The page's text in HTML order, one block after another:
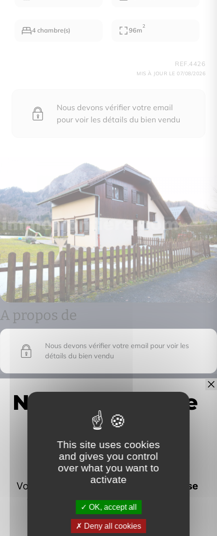
4 chambre(s) 96m
2
REF.4426
MIS À JOUR LE 07/08/2026
Nous devons vérifier votre email
pour voir les détails du bien vendu
A propos de
Nous devons vérifier votre email pour voir les
détails du bien vendu
17C chemin des huches -
74100 Vétraz-Monthoux
This site uses cookies
and gives you control
over what you want to
activate
OK, accept all
Deny all cookies